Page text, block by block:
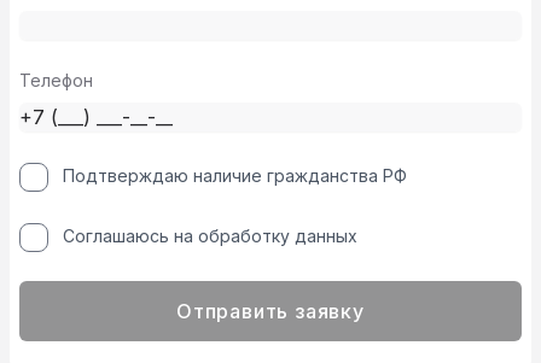
Телефон
Подтверждаю наличие гражданства РФ
Соглашаюсь на обработку данных
Отправить заявку